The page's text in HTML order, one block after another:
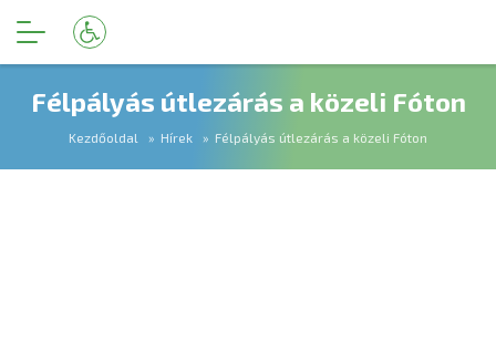
Félpályás útlezárás a közeli Fóton
Kezdőoldal Hírek Félpályás útlezárás a közeli Fóton